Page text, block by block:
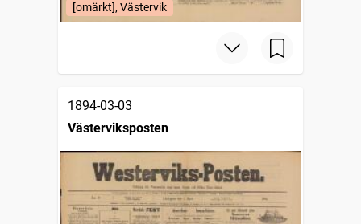
[omärkt], Västervik
1894-03-03
Västerviksposten